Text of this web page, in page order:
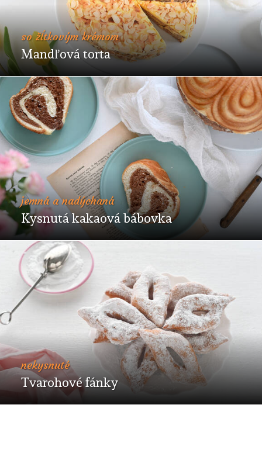
so žĺtkovým krémom
Mandľová torta
jemná a nadýchaná
Kysnutá kakaová bábovka
nekysnuté
Tvarohové fánky